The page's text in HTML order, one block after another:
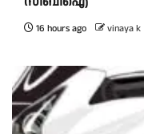
16 hours ago vinaya k